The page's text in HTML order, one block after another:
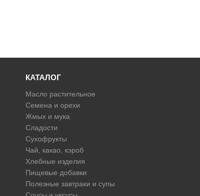
КАТАЛОГ
Масло растительное
Семена и орехи
Жмых и мука
Сладости
Сухофрукты
Чай, какао, кэроб
Хлебные изделия
Пищевые добавки
Полезные завтраки и супы